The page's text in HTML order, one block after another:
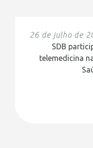
26 de julho de
SDB
telemedicina